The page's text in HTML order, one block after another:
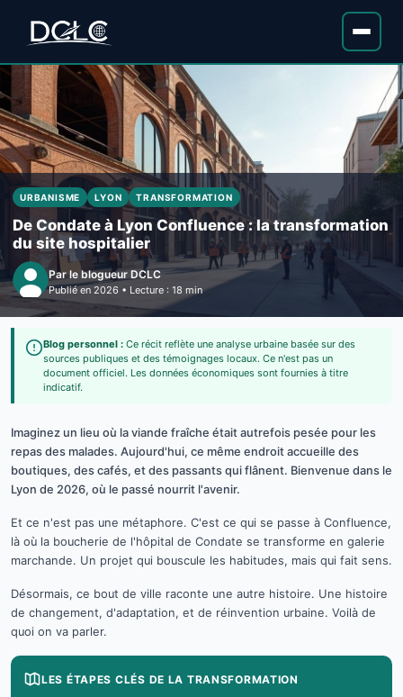
URBANISME LYON TRANSFORMATION
De Condate à Lyon Confluence : la transformation
du site hospitalier
Par le blogueur DCLC
Publié en 2026 • Lecture : 18 min
Blog personnel : Ce récit reflète une analyse urbaine basée sur des
sources publiques et des témoignages locaux. Ce n'est pas un
document officiel. Les données économiques sont fournies à titre
indicatif.
Imaginez un lieu où la viande fraîche était autrefois pesée pour les
repas des malades. Aujourd'hui, ce même endroit accueille des
boutiques, des cafés, et des passants qui flânent. Bienvenue dans le
Lyon de 2026, où le passé nourrit l'avenir.
Et ce n'est pas une métaphore. C'est ce qui se passe à Confluence,
là où la boucherie de l'hôpital de Condate se transforme en galerie
marchande. Un projet qui bouscule les habitudes, mais qui fait sens.
Désormais, ce bout de ville raconte une autre histoire. Une histoire
de changement, d'adaptation, et de réinvention urbaine. Voilà de
quoi on va parler.
LES ÉTAPES CLÉS DE LA TRANSFORMATION